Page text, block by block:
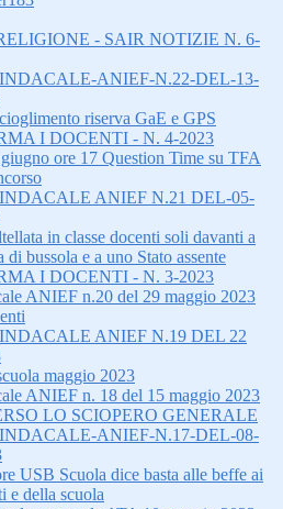
- SAIR NOTIZIE N. 6-
ANIEF-N.22-DEL-13-
riserva GaE e GPS
I DOCENTI - N. 4-2023
ore 17 Question Time su TFA
ANIEF N.21 DEL-05-
in classe docenti soli davanti a
di bussola e a uno Stato assente
I DOCENTI - N. 3-2023
ANIEF n.20 del 29 maggio 2023
ANIEF N.19 DEL 22
maggio 2023
ANIEF n. 18 del 15 maggio 2023
LO SCIOPERO GENERALE
ANIEF-N.17-DEL-08-
USB Scuola dice basta alle beffe ai
e della scuola